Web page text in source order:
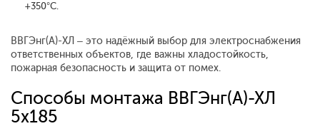
+350°С.
ВВГЭнг(А)-ХЛ – это надёжный выбор для электроснабжения
ответственных объектов, где важны хладостойкость,
пожарная безопасность и защита от помех.
Способы монтажа ВВГЭнг(А)-ХЛ
5x185